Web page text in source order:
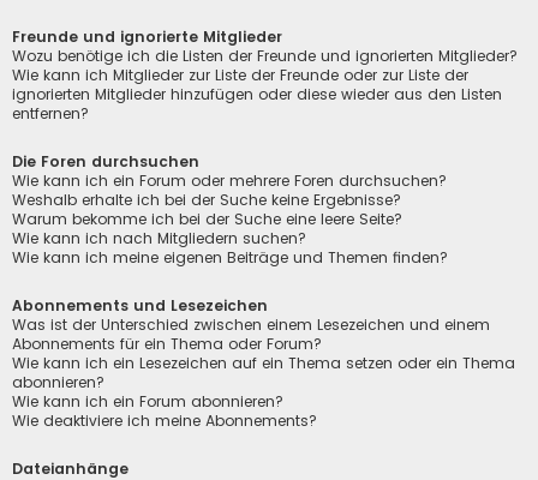
Freunde und ignorierte Mitglieder
Wozu benötige ich die Listen der Freunde und ignorierten Mitglieder?
Wie kann ich Mitglieder zur Liste der Freunde oder zur Liste der
ignorierten Mitglieder hinzufügen oder diese wieder aus den Listen
entfernen?
Die Foren durchsuchen
Wie kann ich ein Forum oder mehrere Foren durchsuchen?
Weshalb erhalte ich bei der Suche keine Ergebnisse?
Warum bekomme ich bei der Suche eine leere Seite?
Wie kann ich nach Mitgliedern suchen?
Wie kann ich meine eigenen Beiträge und Themen finden?
Abonnements und Lesezeichen
Was ist der Unterschied zwischen einem Lesezeichen und einem
Abonnements für ein Thema oder Forum?
Wie kann ich ein Lesezeichen auf ein Thema setzen oder ein Thema
abonnieren?
Wie kann ich ein Forum abonnieren?
Wie deaktiviere ich meine Abonnements?
Dateianhänge